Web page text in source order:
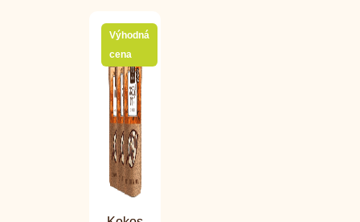
Výhodná
cena